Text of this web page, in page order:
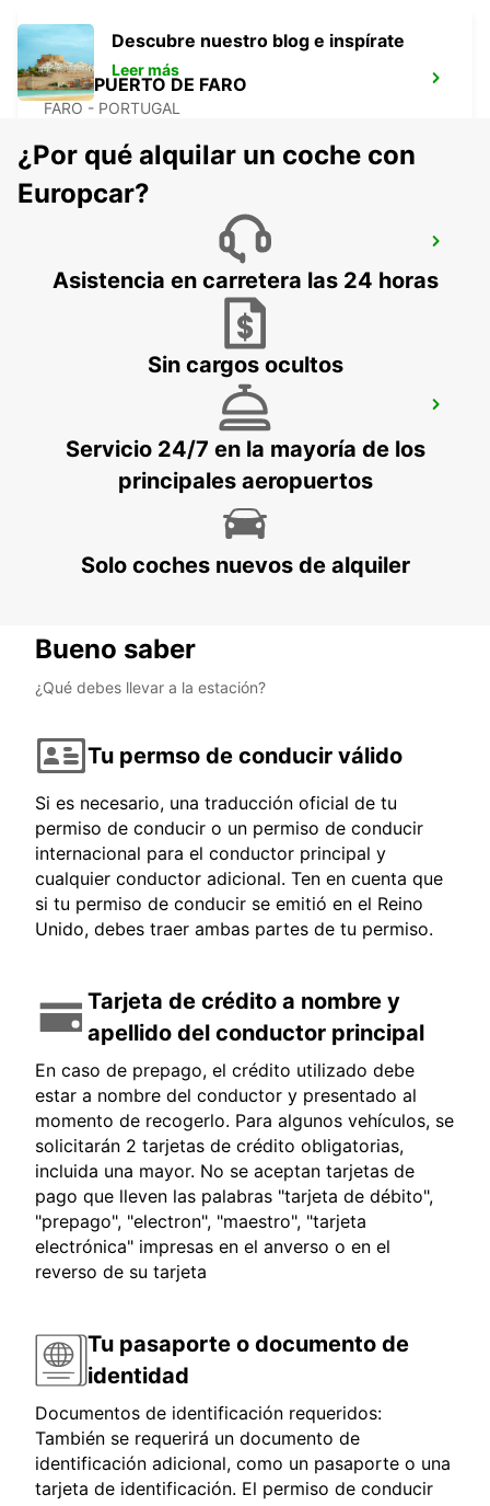
AEROPUERTO DE FARO
FARO - PORTUGAL
MONTE GORDO - PORTUGAL
Descubre nuestro blog e inspírate
Leer más
¿Por qué alquilar un coche con
Europcar?
Asistencia en carretera las 24 horas
Sin cargos ocultos
Servicio 24/7 en la mayoría de los
principales aeropuertos
Solo coches nuevos de alquiler
Bueno saber
¿Qué debes llevar a la estación?
Tu permso de conducir válido
Si es necesario, una traducción oficial de tu
permiso de conducir o un permiso de conducir
internacional para el conductor principal y
cualquier conductor adicional. Ten en cuenta que
si tu permiso de conducir se emitió en el Reino
Unido, debes traer ambas partes de tu permiso.
Tarjeta de crédito a nombre y
apellido del conductor principal
En caso de prepago, el crédito utilizado debe
estar a nombre del conductor y presentado al
momento de recogerlo. Para algunos vehículos, se
solicitarán 2 tarjetas de crédito obligatorias,
incluida una mayor. No se aceptan tarjetas de
pago que lleven las palabras "tarjeta de débito",
"prepago", "electron", "maestro", "tarjeta
electrónica" impresas en el anverso o en el
reverso de su tarjeta
Tu pasaporte o documento de
identidad
Documentos de identificación requeridos:
También se requerirá un documento de
identificación adicional, como un pasaporte o una
tarjeta de identificación. El permiso de conducir